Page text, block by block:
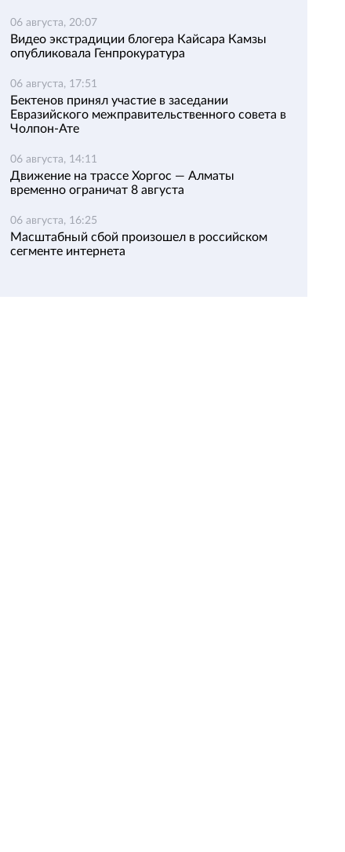
06 августа, 20:07
Видео экстрадиции блогера Кайсара Камзы
опубликовала Генпрокуратура
06 августа, 17:51
Бектенов принял участие в заседании
Евразийского межправительственного совета в
Чолпон-Ате
06 августа, 14:11
Движение на трассе Хоргос — Алматы
временно ограничат 8 августа
06 августа, 16:25
Масштабный сбой произошел в российском
сегменте интернета